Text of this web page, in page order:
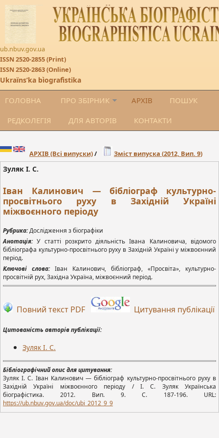
ub.nbuv.gov.ua
ISSN 2520-2855 (Print)
ISSN 2520-2863 (Online)
Ukraïnsʹka bìografìstika
ГОЛОВНА ПРО ЗБІРНИК АРХІВ ПОШУК
РЕДКОЛЕГІЯ ДЛЯ АВТОРІВ КОНТАКТИ
АРХІВ (Всі випуски)/ Зміст випуска (2012, Вип. 9)
Зуляк І. С.
Іван Калинович — бібліограф культурно-
просвітнього руху в Західній Україні
міжвоєнного періоду
Рубрика:Дослідження з біографіки
Анотація:У статті розкрито діяльність Івана Калиновича, відомого
бібліографа культурно-просвітнього руху в Західній Україні у міжвоєнний
період.
Ключові слова: Іван Калинович, бібліограф, «Просвіта», культурно-
просвітній рух, Західна Україна, міжвоєнний період.
Повний текст PDF Цитування публікації
Цитованість авторів публікації:
Зуляк І. С.
Бібліографічний опис для цитування:
Зуляк І. С. Іван Калинович — бібліограф культурно-просвітнього руху в
Західній Україні міжвоєнного періоду / І. С. Зуляк Українська
біографістика. 2012. Вип. 9. С. 187-196. URL:
https://ub.nbuv.gov.ua/doc/ubi _2012_9_9